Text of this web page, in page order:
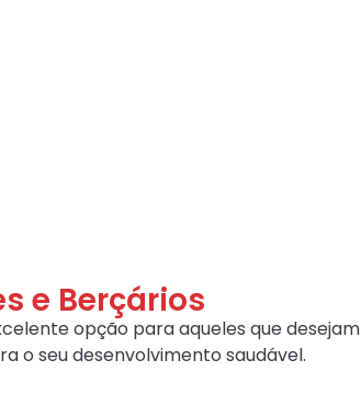
e Berçários
opção para aqueles que desejam
o seu desenvolvimento saudável.